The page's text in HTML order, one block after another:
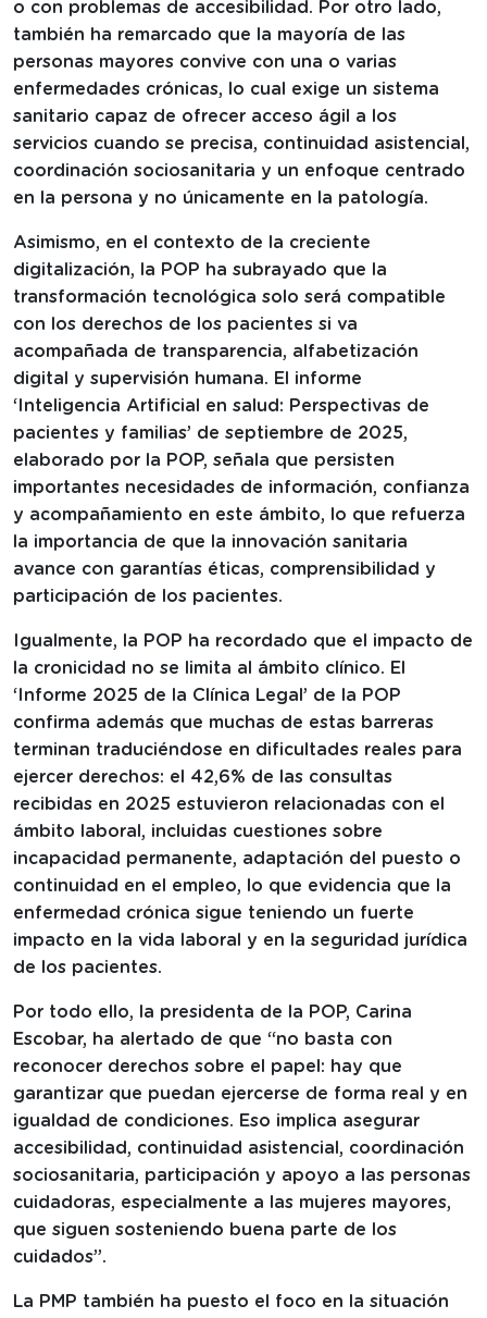
o con problemas de accesibilidad. Por otro lado,
también ha remarcado que la mayoría de las
personas mayores convive con una o varias
enfermedades crónicas, lo cual exige un sistema
sanitario capaz de ofrecer acceso ágil a los
servicios cuando se precisa, continuidad asistencial,
coordinación sociosanitaria y un enfoque centrado
en la persona y no únicamente en la patología.
Asimismo, en el contexto de la creciente
digitalización, la POP ha subrayado que la
transformación tecnológica solo será compatible
con los derechos de los pacientes si va
acompañada de transparencia, alfabetización
digital y supervisión humana. El informe
‘Inteligencia Artificial en salud: Perspectivas de
pacientes y familias’ de septiembre de 2025,
elaborado por la POP, señala que persisten
importantes necesidades de información, confianza
y acompañamiento en este ámbito, lo que refuerza
la importancia de que la innovación sanitaria
avance con garantías éticas, comprensibilidad y
participación de los pacientes.
Igualmente, la POP ha recordado que el impacto de
la cronicidad no se limita al ámbito clínico. El
‘Informe 2025 de la Clínica Legal’ de la POP
confirma además que muchas de estas barreras
terminan traduciéndose en dificultades reales para
ejercer derechos: el 42,6% de las consultas
recibidas en 2025 estuvieron relacionadas con el
ámbito laboral, incluidas cuestiones sobre
incapacidad permanente, adaptación del puesto o
continuidad en el empleo, lo que evidencia que la
enfermedad crónica sigue teniendo un fuerte
impacto en la vida laboral y en la seguridad jurídica
de los pacientes.
Por todo ello, la presidenta de la POP, Carina
Escobar, ha alertado de que “no basta con
reconocer derechos sobre el papel: hay que
garantizar que puedan ejercerse de forma real y en
igualdad de condiciones. Eso implica asegurar
accesibilidad, continuidad asistencial, coordinación
sociosanitaria, participación y apoyo a las personas
cuidadoras, especialmente a las mujeres mayores,
que siguen sosteniendo buena parte de los
cuidados”.
La PMP también ha puesto el foco en la situación